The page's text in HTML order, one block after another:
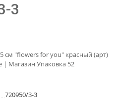
3
см "flowers for you" красный (арт)
| Магазин Упаковка 52
720950/3-3